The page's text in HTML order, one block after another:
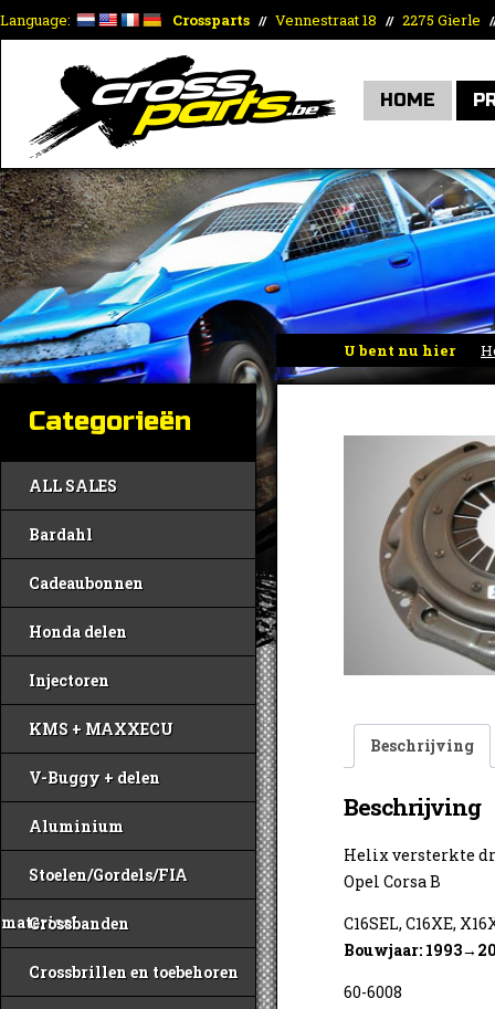
Language: Crossparts // Vennestraat 18 // 2275 Gierle
HOME
U bent nu hier
Categorieën
ALL SALES
Bardahl
Cadeaubonnen
Honda delen
Injectoren
KMS + MAXXECU
V-Buggy + delen
Aluminium
Stoelen/Gordels/FIA
materiaal
Crossbanden
Crossbrillen en toebehoren
Beschrijving
Beschrijving
Helix versterkte
Opel Corsa B
C16SEL, C16XE,
Bouwjaar:
60-6008